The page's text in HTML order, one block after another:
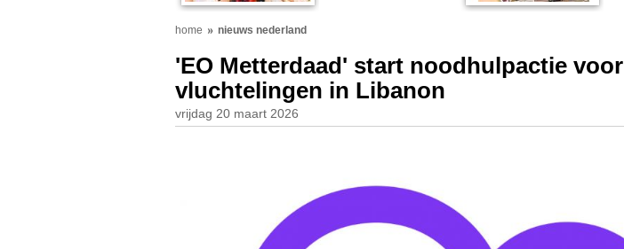
home nieuws nederland
'EO Metterdaad' start noodhulpactie voor
vluchtelingen in Libanon
vrijdag 20 maart 2026